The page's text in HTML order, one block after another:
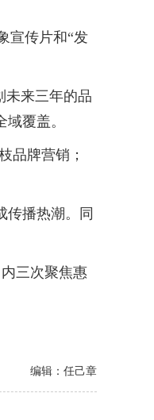
宣传片和“发
来三年的品
覆盖。
品牌营销；
播热潮。同
三次聚焦惠
编辑：任己章